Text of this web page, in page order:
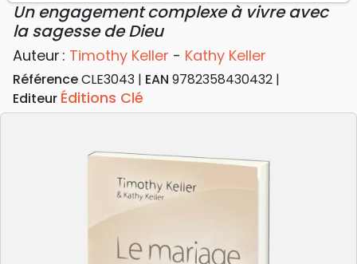
Un engagement complexe à vivre avec
la sagesse de Dieu
Auteur : Timothy Keller - Kathy Keller
RéférenceCLE3043 EAN 9782358430432
Editeur Éditions Clé